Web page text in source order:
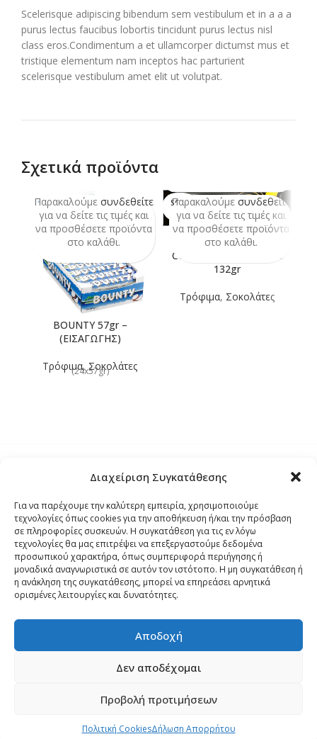
Διαχείριση Συγκατάθεσης
Για να παρέχουμε την καλύτερη εμπειρία, χρησιμοποιούμε
τεχνολογίες όπως cookies για την αποθήκευση ή/και την πρόσβαση
σε πληροφορίες συσκευών. Η συγκατάθεση για τις εν λόγω
τεχνολογίες θα μας επιτρέψει να επεξεργαστούμε δεδομένα
προσωπικού χαρακτήρα, όπως συμπεριφορά περιήγησης ή
μοναδικά αναγνωριστικά σε αυτόν τον ιστότοπο. Η μη συγκατάθεση ή
η ανάκληση της συγκατάθεσης, μπορεί να επηρεάσει αρνητικά
ορισμένες λειτουργίες και δυνατότητες.
Αποδοχή
Δεν αποδέχομαι
Προβολή προτιμήσεων
Πολιτική CookiesΔήλωση Απορρήτου
Scelerisque adipiscing bibendum sem vestibulum et in a a a
purus lectus faucibus lobortis tincidunt purus lectus nisl
class eros.Condimentum a et ullamcorper dictumst mus et
tristique elementum nam inceptos hac parturient
scelerisque vestibulum amet elit ut volutpat.
Σχετικά προϊόντα
BOUNTY 57gr –
(ΕΙΣΑΓΩΓΗΣ)
Τρόφιμα,Σοκολάτες
(24x57gr)
Παρακαλούμε συνδεθείτε
για να δείτε τις τιμές και
να προσθέσετε προϊόντα
στο καλάθι.
SOLD
OUT
COOKIES CHOCO MARS
132gr
Τρόφιμα, Σοκολάτες
Παρακαλούμε συνδεθείτε
για να δείτε τις τιμές και
να προσθέσετε προϊόντα
στο καλάθι.
Τρόποι Αποστολής
Τρόποι Αγοράς – Πληρωμής – Επιστρόφης
Όροι και Προϋποθέσεις
Δήλωση Απορρήτου
Copyright 2024palmospro.grmade bySata Support